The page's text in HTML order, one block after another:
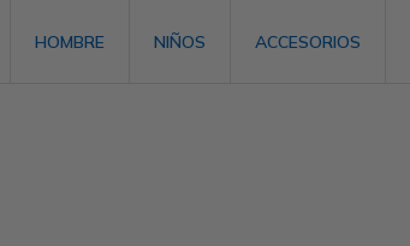
HOMBRE NIÑOS ACCESORIOS